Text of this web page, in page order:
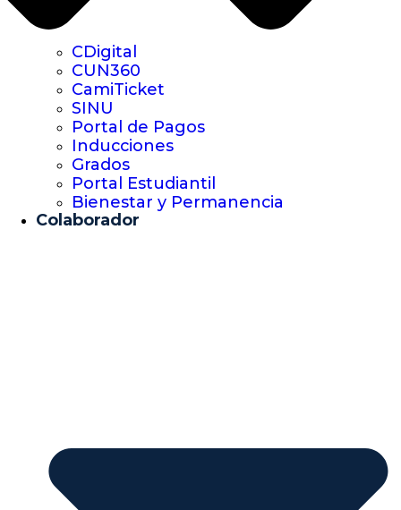
CDigital
CUN360
CamiTicket
SINU
Portal de Pagos
Inducciones
Grados
Portal Estudiantil
Bienestar y Permanencia
Colaborador